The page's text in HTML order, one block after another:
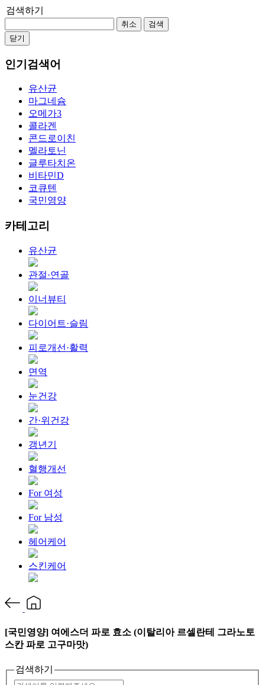
검색하기
취소
검색
닫기
인기검색어
유산균
마그네슘
오메가3
콜라겐
콘드로이친
멜라토닌
글루타치온
비타민D
코큐텐
국민영양
카테고리
유산균
관절·연골
이너뷰티
다이어트·슬림
피로개선·활력
면역
눈건강
간·위건강
갱년기
혈행개선
For 여성
For 남성
헤어케어
스킨케어
[국민영양] 여에스더 파로 효소 (이탈리아 르셀란테 그라노토
스칸 파로 고구마맛)
검색하기